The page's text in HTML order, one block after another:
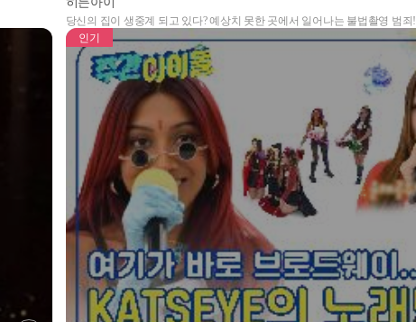
당신의 집이 생중계 되고 있다? 예상치 못한 곳에서 일어나는 불법촬영 범죄!
인기